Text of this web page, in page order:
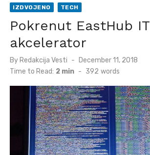
IZDVOJENO TECH
Pokrenut EastHub IT
akcelerator
By Redakcija Vesti
Posted
December 11, 2018
Time to Read: 2 min - 392 words